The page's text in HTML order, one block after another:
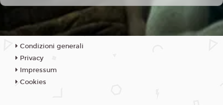
Condizioni generali
Privacy
Impressum
Cookies